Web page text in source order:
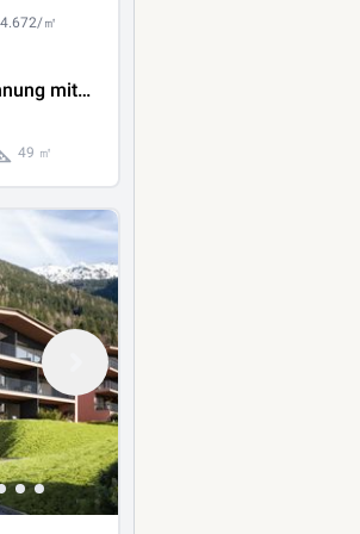
㎡
mit
in Ötz!
49 ㎡